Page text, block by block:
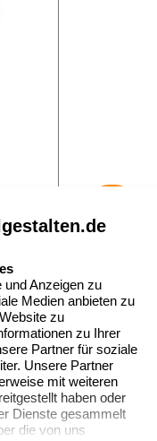
uns
Anzeigen zu
Medien anbieten zu
zu
zu Ihrer
Partner für soziale
Unsere Partner
mit weiteren
haben oder
Dienste gesammelt
die von uns